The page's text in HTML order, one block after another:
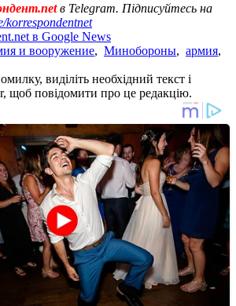
в Telegram. Підписуйтесь на
korrespondentnet
в Google News
и вооружение, Минобороны, армия,
виділіть необхідний текст і
щоб повідомити про це редакцію.